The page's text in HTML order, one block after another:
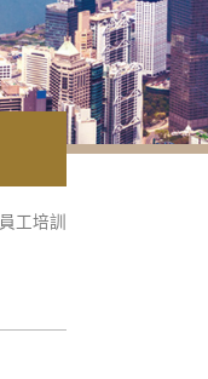
工培訓